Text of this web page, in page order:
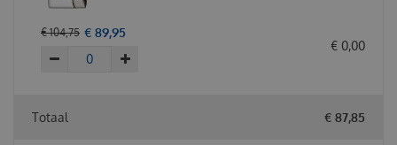
€ 104,75 € 89,95
€ 0,00
Totaal € 87,85